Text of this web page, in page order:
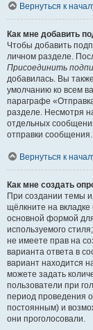
Вернуться к
Как мне добавить
Чтобы добавить
личном разделе.
Присоединить
добавилась. Вы
умолчанию ко всем
параграфе
разделе. Несмотря
отдельных
отправки сообщения.
Вернуться к
Как мне создать
При создании темы
щёлкните на
основной формой
используемого
не имеете прав на
варианта ответа в
вариант находится
можете задать
пользователи при
период проведения
постоянным) и
они проголосовали.